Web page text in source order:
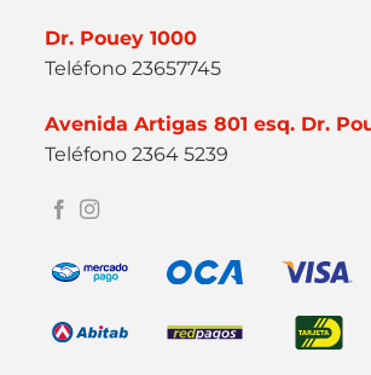
Dr. Pouey 1000
Teléfono 23657745
Avenida Artigas 801 esq. Dr.
Teléfono 2364 5239